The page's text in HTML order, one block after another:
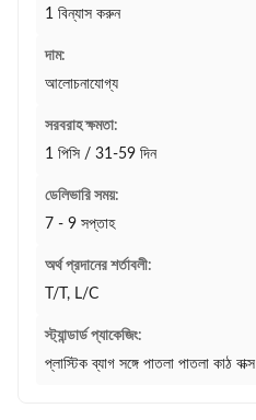
1 বিন্যাস করুন
দাম:
আলোচনাযোগ্য
সরবরাহ ক্ষমতা:
1 পিসি / 31-59 দিন
ডেলিভারি সময়:
7 - 9 সপ্তাহ
অর্থ প্রদানের শর্তাবলী:
T/T, L/C
স্ট্যান্ডার্ড প্যাকেজিং:
প্লাস্টিক ব্যাগ সঙ্গে পাতলা পাতলা কাঠ বাক্স